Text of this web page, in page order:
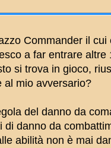
Commander il
a far entrare
si trova in gioco,
al mio avversario?
del danno da
di danno da
abilità non è mai